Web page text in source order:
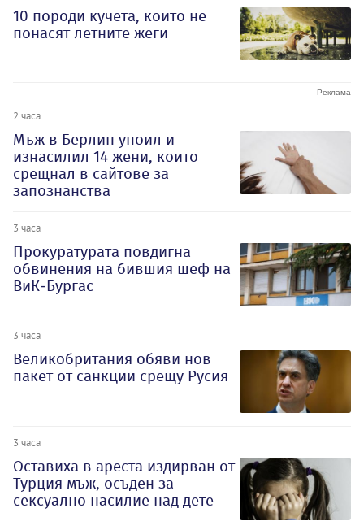
10 породи кучета, които не
понасят летните жеги
2 часа
Мъж в Берлин упоил и
изнасилил 14 жени, които
срещнал в сайтове за
запознанства
3 часа
Прокуратурата повдигна
обвинения на бившия шеф на
ВиК-Бургас
3 часа
Великобритания обяви нов
пакет от санкции срещу Русия
3 часа
Оставиха в ареста издирван от
Турция мъж, осъден за
сексуално насилие над дете